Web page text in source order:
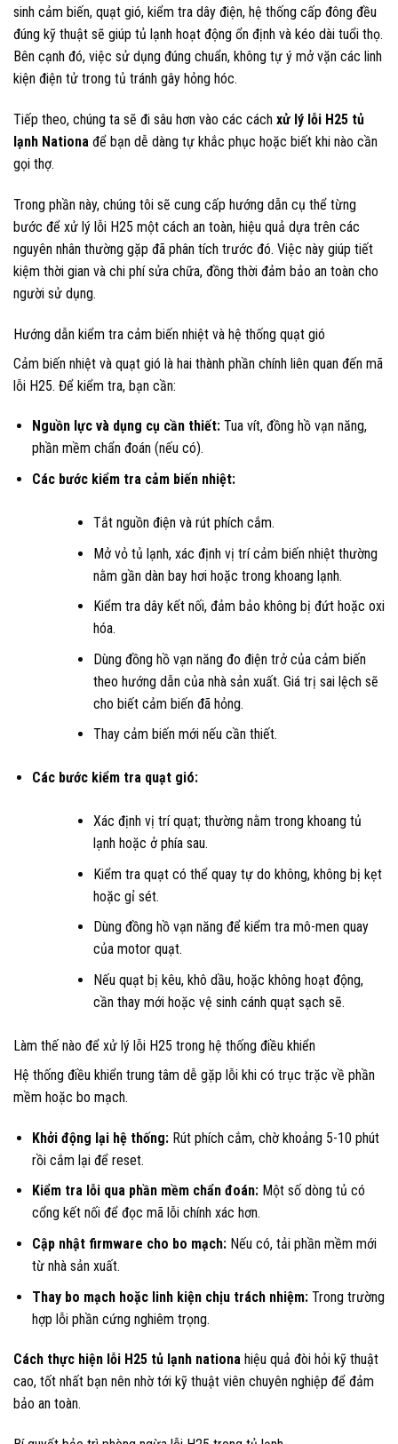
sinh cảm biến, quạt gió, kiểm tra dây điện, hệ thống cấp đông đều
đúng kỹ thuật sẽ giúp tủ lạnh hoạt động ổn định và kéo dài tuổi thọ.
Bên cạnh đó, việc sử dụng đúng chuẩn, không tự ý mở vặn các linh
kiện điện tử trong tủ tránh gây hỏng hóc.
Tiếp theo, chúng ta sẽ đi sâu hơn vào các cách xử lý lỗi H25 tủ
lạnh Nationa để bạn dễ dàng tự khắc phục hoặc biết khi nào cần
gọi thợ.
Trong phần này, chúng tôi sẽ cung cấp hướng dẫn cụ thể từng
bước để xử lý lỗi H25 một cách an toàn, hiệu quả dựa trên các
nguyên nhân thường gặp đã phân tích trước đó. Việc này giúp tiết
kiệm thời gian và chi phí sửa chữa, đồng thời đảm bảo an toàn cho
người sử dụng.
Hướng dẫn kiểm tra cảm biến nhiệt và hệ thống quạt gió
Cảm biến nhiệt và quạt gió là hai thành phần chính liên quan đến mã
lỗi H25. Để kiểm tra, bạn cần:
Nguồn lực và dụng cụ cần thiết:Tua vít, đồng hồ vạn năng,
phần mềm chẩn đoán (nếu có).
Các bước kiểm tra cảm biến nhiệt:
Tắt nguồn điện và rút phích cắm.
Mở vỏ tủ lạnh, xác định vị trí cảm biến nhiệt thường
nằm gần dàn bay hơi hoặc trong khoang lạnh.
Kiểm tra dây kết nối, đảm bảo không bị đứt hoặc oxi
hóa.
Dùng đồng hồ vạn năng đo điện trở của cảm biến
theo hướng dẫn của nhà sản xuất. Giá trị sai lệch sẽ
cho biết cảm biến đã hỏng.
Thay cảm biến mới nếu cần thiết.
Các bước kiểm tra quạt gió:
Xác định vị trí quạt; thường nằm trong khoang tủ
lạnh hoặc ở phía sau.
Kiểm tra quạt có thể quay tự do không, không bị kẹt
hoặc gỉ sét.
Dùng đồng hồ vạn năng để kiểm tra mô-men quay
của motor quạt.
Nếu quạt bị kêu, khô dầu, hoặc không hoạt động,
cần thay mới hoặc vệ sinh cánh quạt sạch sẽ.
Làm thế nào để xử lý lỗi H25 trong hệ thống điều khiển
Hệ thống điều khiển trung tâm dễ gặp lỗi khi có trục trặc về phần
mềm hoặc bo mạch.
Khởi động lại hệ thống:Rút phích cắm, chờ khoảng 5-10 phút
rồi cắm lại để reset.
Kiểm tra lỗi qua phần mềm chẩn đoán:Một số dòng tủ có
cổng kết nối để đọc mã lỗi chính xác hơn.
Cập nhật firmware cho bo mạch:Nếu có, tải phần mềm mới
từ nhà sản xuất.
Thay bo mạch hoặc linh kiện chịu trách nhiệm:Trong trường
hợp lỗi phần cứng nghiêm trọng.
Cách thực hiện lỗi H25 tủ lạnh nationa hiệu quả đòi hỏi kỹ thuật
cao, tốt nhất bạn nên nhờ tới kỹ thuật viên chuyên nghiệp để đảm
bảo an toàn.